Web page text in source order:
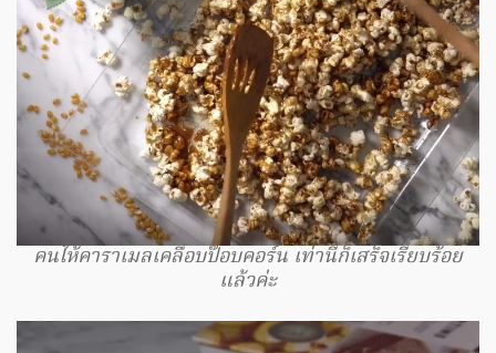
คนให้คาราเมลเคลือบป๊อบคอร์น เท่านี้ก็เสร็จเรียบร้อย
แล้วค่ะ